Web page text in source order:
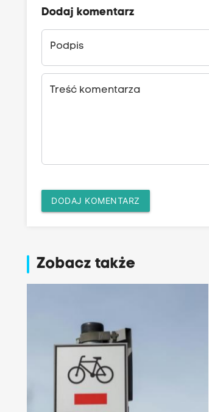
Dodaj komentarz
Podpis
Treść komentarza
DODAJ KOMENTARZ
Zobacz także